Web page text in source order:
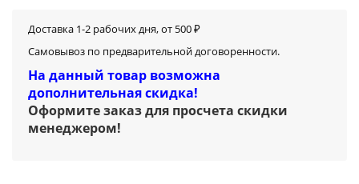
Доставка 1-2 рабочих дня, от 500 ₽
Самовывоз по предварительной договоренности.
На данный товар возможна
дополнительная скидка!
Оформите заказ для просчета скидки
менеджером!